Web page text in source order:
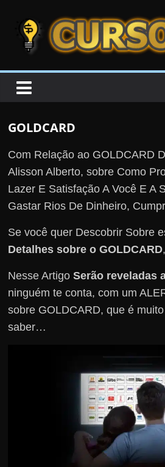
CURSOTOP
s
e
l
h
o
r
s
C
u
r
s
o
GOLDCARD
Com Relação ao GOLDCARD
Alisson Alberto, sobre Como
Lazer E Satisfação A Você E A
Gastar Rios De Dinheiro,
Se você quer Descobrir Sobre
Detalhes sobre o GOLDCARD
Nesse ArtigoSerão reveladas
ninguém te conta, com um
sobre GOLDCARD, que é
saber…